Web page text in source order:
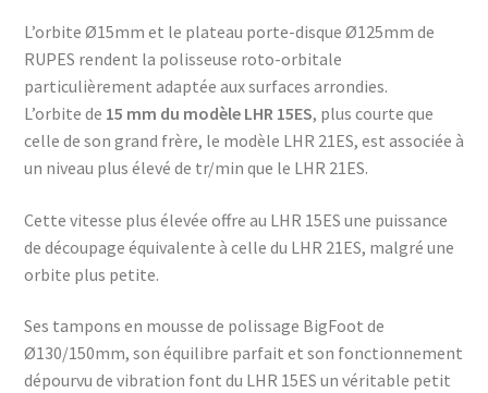
L’orbite Ø15mm et le plateau porte-disque Ø125mm de
RUPES rendent la polisseuse roto-orbitale
particulièrement adaptée aux surfaces arrondies.
L’orbite de 15 mm du modèle LHR 15ES, plus courte que
celle de son grand frère, le modèle LHR 21ES, est associée à
un niveau plus élevé de tr/min que le LHR 21ES.
Cette vitesse plus élevée offre au LHR 15ES une puissance
de découpage équivalente à celle du LHR 21ES, malgré une
orbite plus petite.
Ses tampons en mousse de polissage BigFoot de
Ø130/150mm, son équilibre parfait et son fonctionnement
dépourvu de vibration font du LHR 15ES un véritable petit